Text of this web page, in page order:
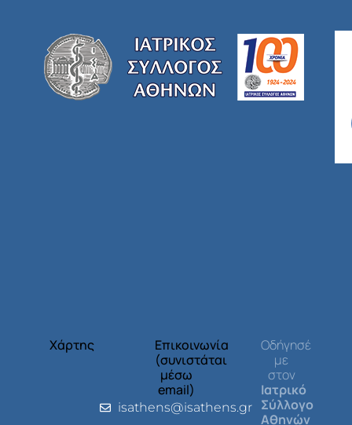
Χάρτης
Επικοινωνία
(συνιστάται
μέσω
email)
isathens@isathens.gr
Οδήγησέ
με
στον
Ιατρικό
Σύλλογο
Αθηνών